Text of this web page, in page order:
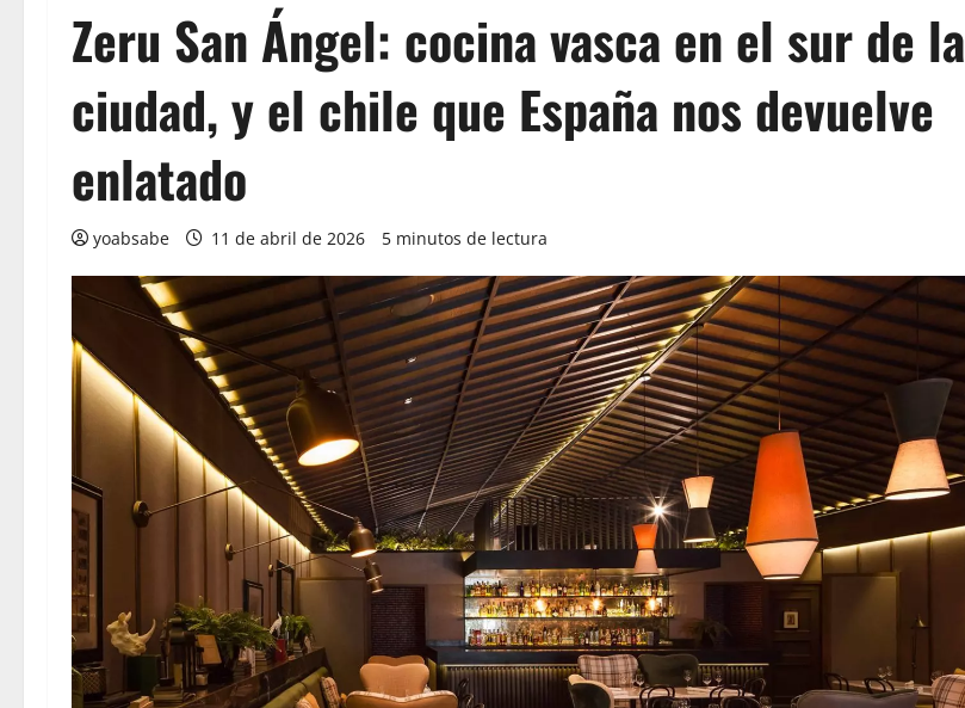
Zeru San Ángel: cocina vasca en el sur de la
ciudad, y el chile que España nos devuelve
enlatado
yoabsabe 11 de abril de 2026 5 minutos de lectura